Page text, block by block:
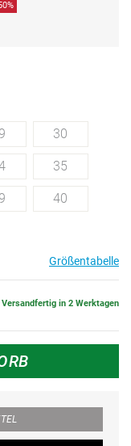
30
35
40
Größentabelle
Versandfertig in 2 Werktagen